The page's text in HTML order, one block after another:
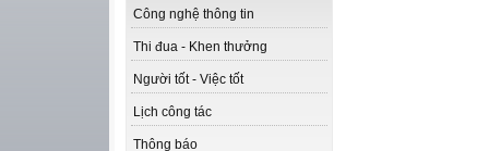
Công nghệ thông tin
Thi đua - Khen thưởng
Người tốt - Việc tốt
Lịch công tác
Thông báo